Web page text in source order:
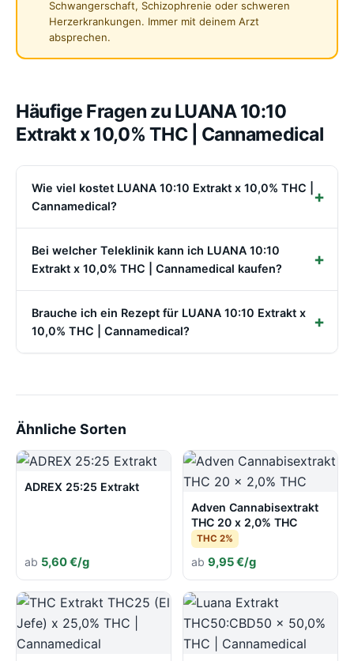
Schwangerschaft, Schizophrenie oder schweren
Herzerkrankungen. Immer mit deinem Arzt
absprechen.
Häufige Fragen zu LUANA 10:10
Extrakt x 10,0% THC | Cannamedical
Wie viel kostet LUANA 10:10 Extrakt x 10,0% THC |
Cannamedical?
Bei welcher Teleklinik kann ich LUANA 10:10
Extrakt x 10,0% THC | Cannamedical kaufen?
Brauche ich ein Rezept für LUANA 10:10 Extrakt x
10,0% THC | Cannamedical?
Ähnliche Sorten
ADREX 25:25 Extrakt
ab 5,60 €/g
Adven Cannabisextrakt
THC 20 x 2,0% THC
THC 2%
ab 9,95 €/g